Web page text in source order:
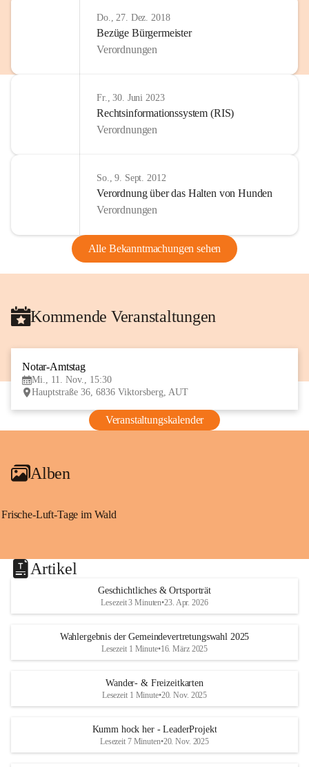
Do., 27. Dez. 2018
Bezüge Bürgermeister
Verordnungen
Fr., 30. Juni 2023
Rechtsinformationssystem (RIS)
Verordnungen
So., 9. Sept. 2012
Verordnung über das Halten von Hunden
Verordnungen
Alle Bekanntmachungen sehen
Kommende Veranstaltungen
Notar-Amtstag
Mi., 11. Nov., 15:30
Hauptstraße 36, 6836 Viktorsberg, AUT
Veranstaltungskalender
Alben
Frische-Luft-Tage im Wald
Artikel
Geschichtliches & Ortsporträt
Lesezeit 3 Minuten•23. Apr. 2026
Wahlergebnis der Gemeindevertretungswahl 2025
Lesezeit 1 Minute•16. März 2025
Wander- & Freizeitkarten
Lesezeit 1 Minute•20. Nov. 2025
Kumm hock her - LeaderProjekt
Lesezeit 7 Minuten•20. Nov. 2025